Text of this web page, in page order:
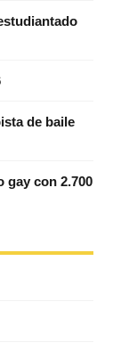
de baile
gay con 2.700